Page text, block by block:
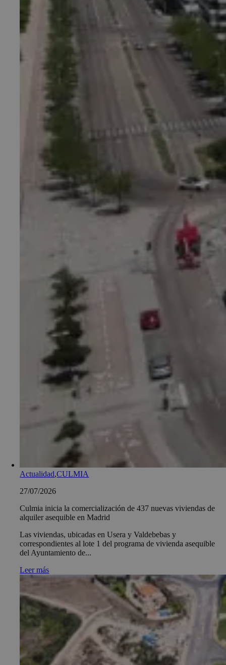
Actualidad,CULMIA
27/07/2026
Culmia inicia la comercialización de 437 nuevas viviendas de
alquiler asequible en Madrid
Las viviendas, ubicadas en Usera y Valdebebas y
correspondientes al lote 1 del programa de vivienda asequible
del Ayuntamiento de...
Leer más